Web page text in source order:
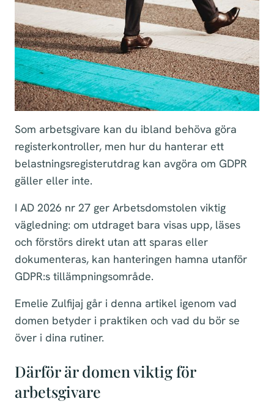
Som arbetsgivare kan du ibland behöva göra
registerkontroller, men hur du hanterar ett
belastningsregisterutdrag kan avgöra om GDPR
gäller eller inte.
I AD 2026 nr 27 ger Arbetsdomstolen viktig
vägledning: om utdraget bara visas upp, läses
och förstörs direkt utan att sparas eller
dokumenteras, kan hanteringen hamna utanför
GDPR:s tillämpningsområde.
Emelie Zulfijaj går i denna artikel igenom vad
domen betyder i praktiken och vad du bör se
över i dina rutiner.
Därför är domen viktig för
arbetsgivare